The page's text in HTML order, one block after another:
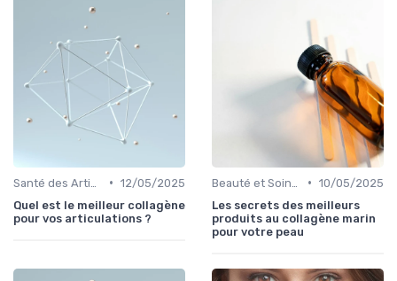
• 12/05/2025
Quel est le meilleur collagène
pour vos articulations ?
• 10/05/2025
Les secrets des meilleurs
produits au collagène marin
pour votre peau